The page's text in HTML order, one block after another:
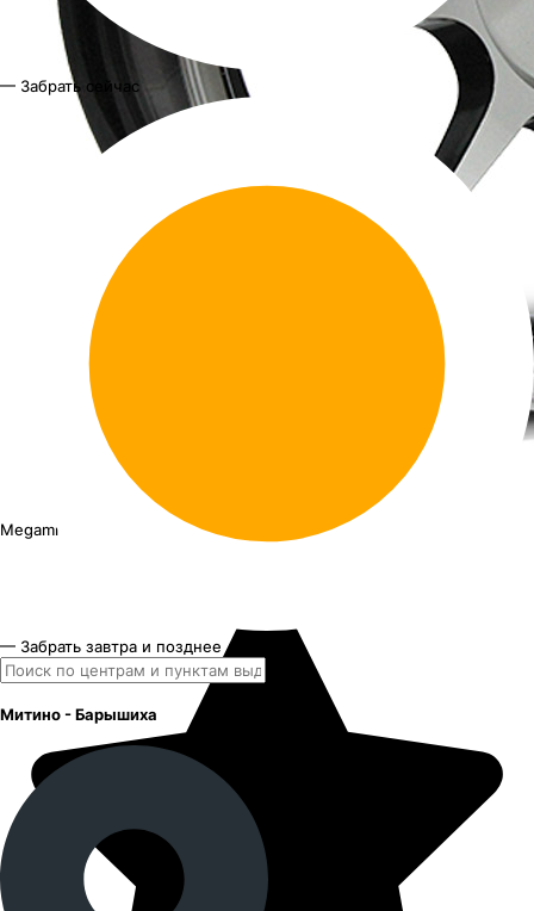
Megami MGM-5 15"x6J PCD 4x100 ЕТ 40 ЦО 67.1
— Забрать сейчас
— Забрать завтра и позднее
Митино - Барышиха